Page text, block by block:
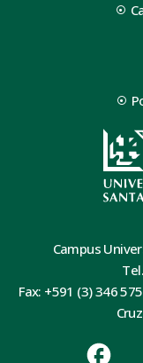
Campus
Fax: +591 (3) 346